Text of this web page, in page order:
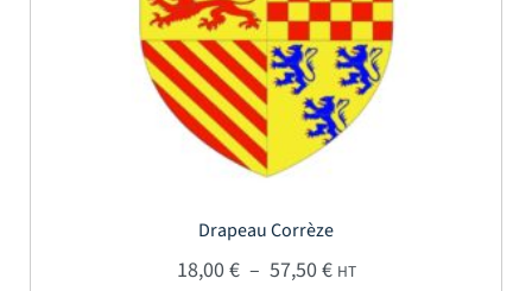
Drapeau Corrèze
18,00€ – 57,50€Plage de prix : 18,00 €
HT